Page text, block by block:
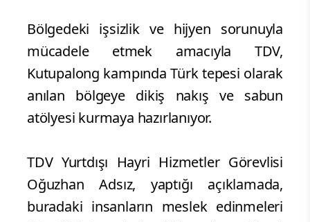
Bölgedeki işsizlik ve hijyen sorunuyla
mücadele etmek amacıyla TDV,
Kutupalong kampında Türk tepesi olarak
anılan bölgeye dikiş nakış ve sabun
atölyesi kurmaya hazırlanıyor.
TDV Yurtdışı Hayri Hizmetler Görevlisi
Oğuzhan Adsız, yaptığı açıklamada,
buradaki insanların meslek edinmeleri